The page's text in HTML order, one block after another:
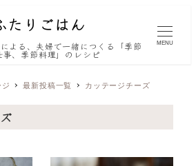
よる、夫婦で一緒につくる「季節
事、季節料理」のレシピ
MENU
最新投稿一覧 カッテージチーズ